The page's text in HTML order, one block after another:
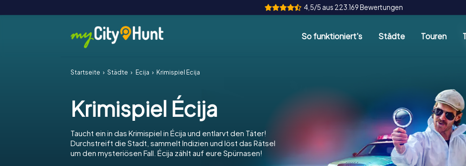
4,5/5 aus 223.169 Bewertungen
So funktioniert's Städte Touren
Startseite Städte Écija Krimispiel Écija
Krimispiel Écija
Taucht ein in das Krimispiel in Écija und entlarvt den Täter!
Durchstreift die Stadt, sammelt Indizien und löst das Rätsel
um den mysteriösen Fall. Écija zählt auf eure Spürnasen!